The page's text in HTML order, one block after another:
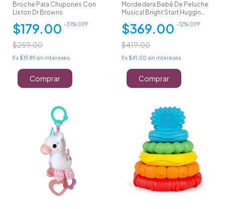
Broche Para Chupones Con
Liston Dr Browns
$179.00 -31% OFF
$259.00
9x $19.89 sin intereses
Comprar
Mordedera Bebé De Peluche
Musical Bright Start Huggin
$369.00 -12% OFF
$419.00
9 x $41.00 sin intereses
Comprar